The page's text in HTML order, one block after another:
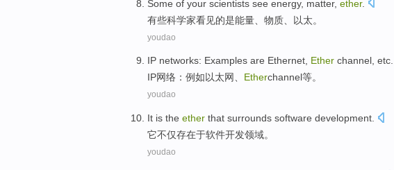
Some of your scientists see energy, matter, ether.
有些科学家看见的是能量 物质 以太。
youdao
IP networks: Examples are Ethernet, Ether channel, etc.
IP网络 ： 例如以太网、 Etherchannel等。
youdao
It is the ether that surrounds software development
它不仅存在于软件开发领域。
youdao